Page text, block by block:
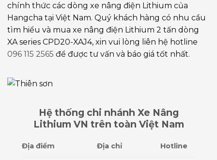
chính thức các dòng xe nâng điện Lithium của
Hangcha tại Việt Nam. Quý khách hàng có nhu cầu
tìm hiểu và mua xe nâng điện Lithium 2 tấn dòng
XA series CPD20-XAJ4, xin vui lòng liên hệ hotline
096 115 2565 để được tư vấn và báo giá tốt nhất.
Hệ thống chi nhánh Xe Nâng
Lithium VN trên toàn Việt Nam
Địa điểm Địa chỉ Hotline